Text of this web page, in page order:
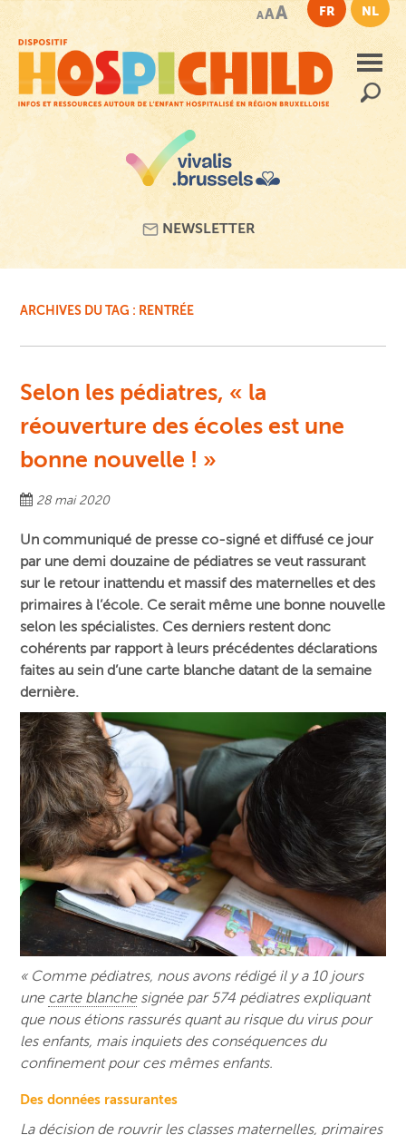
contenu
principal
AAA FR NL
NEWSLETTER
ARCHIVES DU TAG : RENTRÉE
Selon les pédiatres, « la
réouverture des écoles est une
bonne nouvelle ! »
28 mai 2020
Un communiqué de presse co-signé et diffusé ce jour
par une demi douzaine de pédiatres se veut rassurant
sur le retour inattendu et massif des maternelles et des
primaires à l’école. Ce serait même une bonne nouvelle
selon les spécialistes. Ces derniers restent donc
cohérents par rapport à leurs précédentes déclarations
faites au sein d’une carte blanche datant de la semaine
dernière.
« Comme pédiatres, nous avons rédigé il y a 10 jours
une carte blanchesignée par 574 pédiatres expliquant
que nous étions rassurés quant au risque du virus pour
les enfants, mais inquiets des conséquences du
confinement pour ces mêmes enfants.
Des données rassurantes
La décision de rouvrir les classes maternelles, primaires